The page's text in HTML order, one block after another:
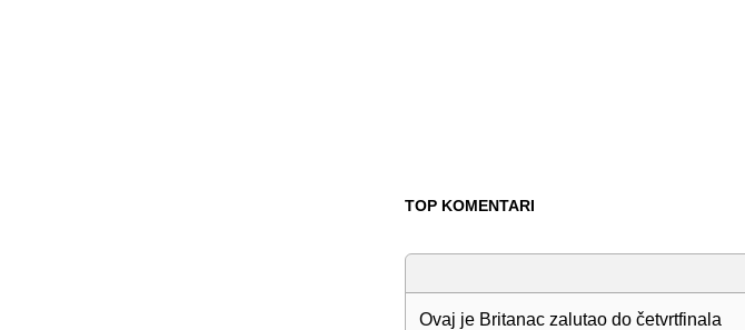
TOP KOMENTARI
Ovaj je Britanac zalutao do četvrtfinala